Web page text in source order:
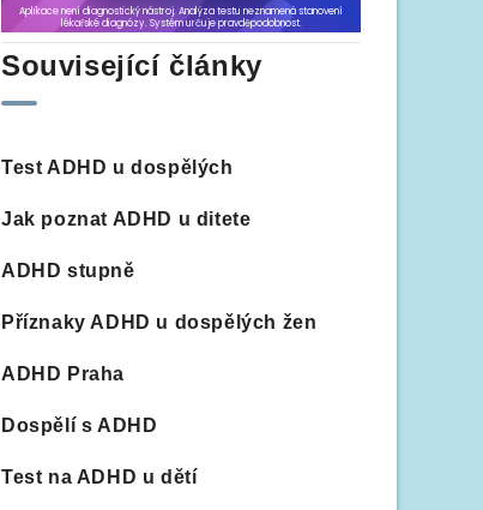
Související články
Test ADHD u dospělých
Jak poznat ADHD u ditete
ADHD stupně
Příznaky ADHD u dospělých žen
ADHD Praha
Dospělí s ADHD
Test na ADHD u dětí